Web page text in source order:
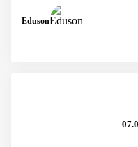
Eduson